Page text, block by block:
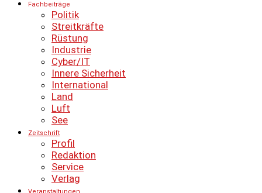
Fachbeiträge
Politik
Streitkräfte
Rüstung
Industrie
Cyber/IT
Innere Sicherheit
International
Land
Luft
See
Zeitschrift
Profil
Redaktion
Service
Verlag